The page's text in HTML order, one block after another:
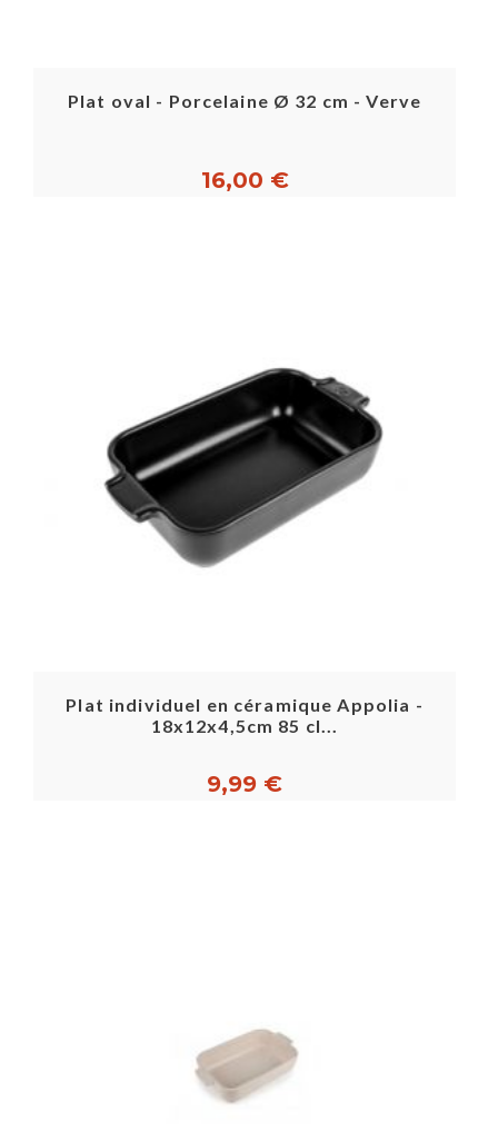
Plat oval - Porcelaine Ø 32 cm - Verve
16,00 €
Plat individuel en céramique Appolia -
18x12x4,5cm 85 cl...
9,99 €